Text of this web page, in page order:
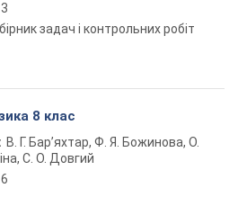
задач і контрольних робіт
8 клас
В. Г. Бар’яхтар, Ф. Я. Божинова, О.
С. О. Довгий